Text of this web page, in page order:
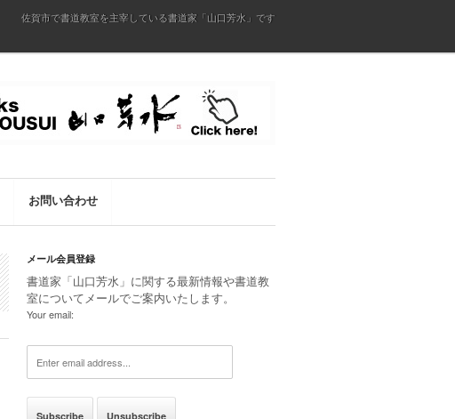
佐賀市で書道教室を主宰している書道家「山口芳水」です
お問い合わせ
メール会員登録
書道家「山口芳水」に関する最新情報や書道教
室についてメールでご案内いたします。
Your email: